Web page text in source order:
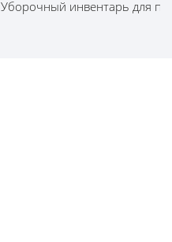
Уборочный инвентарь для